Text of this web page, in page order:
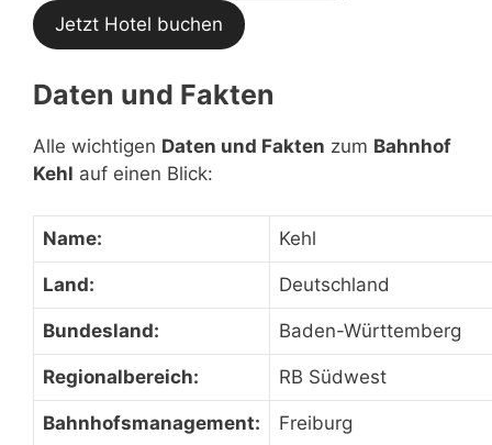
Jetzt Hotel buchen
Daten und Fakten
Alle wichtigen Daten und Fakten zum Bahnhof
Kehl auf einen Blick:
Name: Kehl
Land: Deutschland
Bundesland: Baden-Württemberg
Regionalbereich: RB Südwest
Bahnhofsmanagement: Freiburg